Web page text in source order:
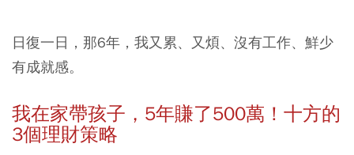
日復一日，那6年，我又累、又煩、沒有工作、鮮少
有成就感。
我在家帶孩子，5年賺了500萬！十方的
3個理財策略